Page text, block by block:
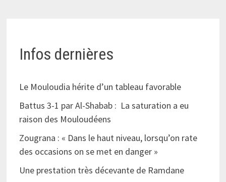
Infos dernières
Le Mouloudia hérite d’un tableau favorable
Battus 3-1 par Al-Shabab : La saturation a eu
raison des Mouloudéens
Zougrana : « Dans le haut niveau, lorsqu’on rate
des occasions on se met en danger »
Une prestation très décevante de Ramdane